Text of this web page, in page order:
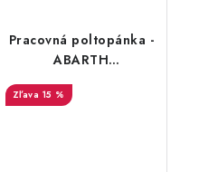
Pracovná poltopánka -
ABARTH
čierna AB0002BK
15 %